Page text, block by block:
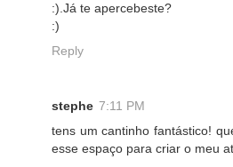
:).Já te apercebeste?
:)
Reply
stephe 7:11 PM
tens um cantinho fantástico!
esse espaço para criar o meu